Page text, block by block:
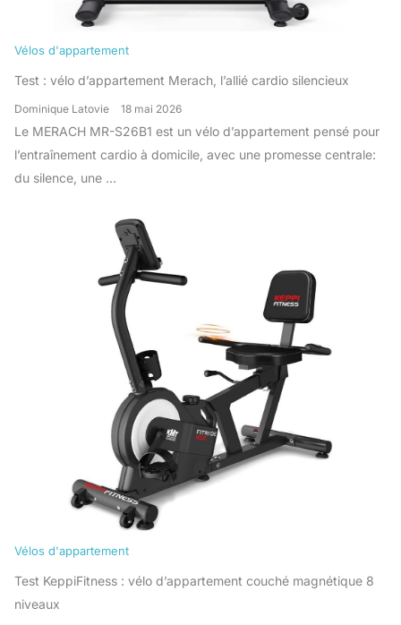
Vélos d'appartement
Test : vélo d’appartement Merach, l’allié cardio silencieux
Dominique Latovie 18 mai 2026
Le MERACH MR-S26B1 est un vélo d’appartement pensé pour
l’entraînement cardio à domicile, avec une promesse centrale:
du silence, une ...
Vélos d'appartement
Test KeppiFitness : vélo d’appartement couché magnétique 8
niveaux